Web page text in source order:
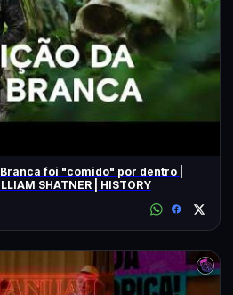
foi "comido" por dentro |
SHATNER | HISTORY